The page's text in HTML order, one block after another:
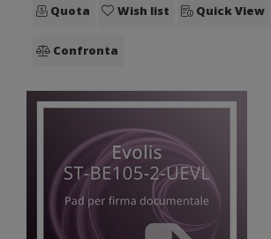
Quota Wish list Quick View
Confronta